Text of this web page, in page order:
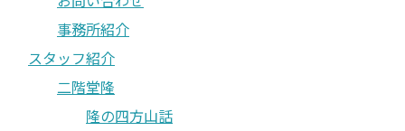
事務所紹介
スタッフ紹介
二階堂隆
隆の四方山話